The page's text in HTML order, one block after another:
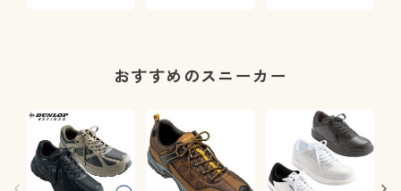
おすすめのスニーカー